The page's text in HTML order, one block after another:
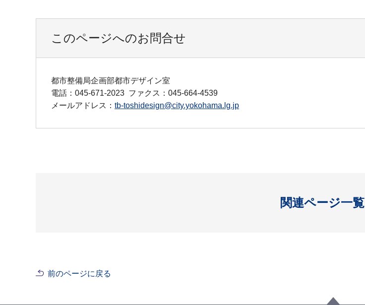
このページへのお問合せ
都市整備局企画部都市デザイン室
電話：045-671-2023 ファクス：045-664-4539
メールアドレス： tb-toshidesign@city.yokohama.lg.jp
関連ページ一覧
開く
前のページに戻る